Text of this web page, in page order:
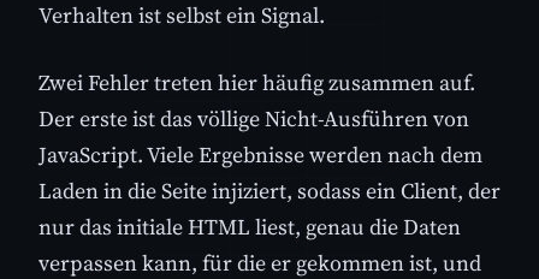
Verhalten ist selbst ein Signal.
Zwei Fehler treten hier häufig zusammen auf.
Der erste ist das völlige Nicht-Ausführen von
JavaScript. Viele Ergebnisse werden nach dem
Laden in die Seite injiziert, sodass ein Client, der
nur das initiale HTML liest, genau die Daten
verpassen kann, für die er gekommen ist, und